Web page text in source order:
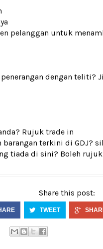
pelanggan untuk
dengan teliti?
Rujuk trade in
terkini di GDJ?
tiada di sini? Boleh
Share this post:
TWEET